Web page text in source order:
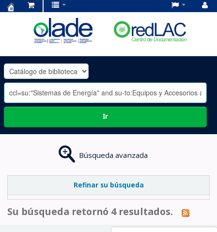
OLADE
-
Ir
Búsqueda avanzada
Refinar su búsqueda
Su búsqueda retornó 4 resultados.